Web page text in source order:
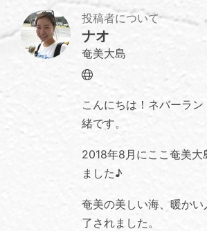
投稿者について
ナオ
奄美大島
Website
こんにちは！ネバーラ
緒です。
2018年8月にここ奄美大
ました♪
奄美の美しい海、暖か
了されました。